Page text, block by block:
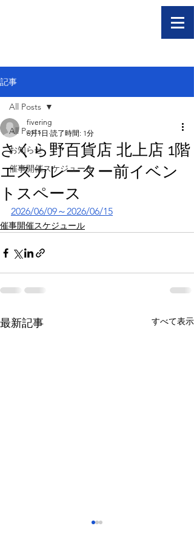
記事
All Posts
お知らせ
催事開催スケジュール
All Posts
さくら野百貨店 北上店 1階
エスカレーター前イベン
トスペース
fivering
6月1日 読了時間: 1分
2026/06/09～2026/06/15
催事開催スケジュール
最新記事 すべて表示